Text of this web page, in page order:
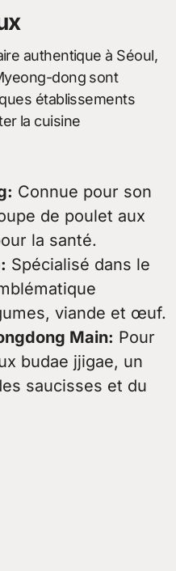
authentique à Séoul,
dong sont
établissements
la cuisine
Connue pour son
de poulet aux
la santé.
Spécialisé dans le
viande et œuf.
Main: Pour
budae jjigae, un
saucisses et du